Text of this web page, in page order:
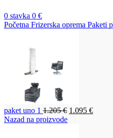
0 stavka 0 €
Početna Frizerska oprema Paketi
paket uno 1 1.205€ Originalna
1.095 €
Nazad na proizvode